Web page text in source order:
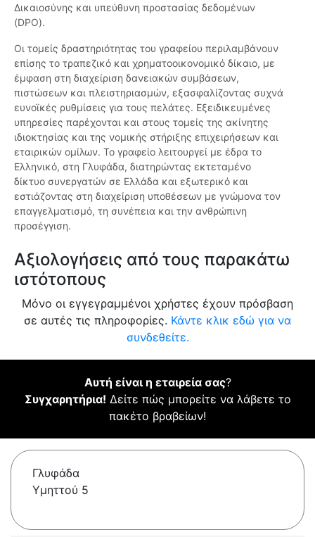
Δικαιοσύνης και υπεύθυνη προστασίας δεδομένων
(DPO).
Οι τομείς δραστηριότητας του γραφείου περιλαμβάνουν
επίσης το τραπεζικό και χρηματοοικονομικό δίκαιο, με
έμφαση στη διαχείριση δανειακών συμβάσεων,
πιστώσεων και πλειστηριασμών, εξασφαλίζοντας συχνά
ευνοϊκές ρυθμίσεις για τους πελάτες. Εξειδικευμένες
υπηρεσίες παρέχονται και στους τομείς της ακίνητης
ιδιοκτησίας και της νομικής στήριξης επιχειρήσεων και
εταιρικών ομίλων. Το γραφείο λειτουργεί με έδρα το
Ελληνικό, στη Γλυφάδα, διατηρώντας εκτεταμένο
δίκτυο συνεργατών σε Ελλάδα και εξωτερικό και
εστιάζοντας στη διαχείριση υποθέσεων με γνώμονα τον
επαγγελματισμό, τη συνέπεια και την ανθρώπινη
προσέγγιση.
Αξιολογήσεις από τους παρακάτω
ιστότοπους
Μόνο οι εγγεγραμμένοι χρήστες έχουν πρόσβαση
σε αυτές τις πληροφορίες. Κάντε κλικ εδώ για να
συνδεθείτε.
Αυτή είναι η εταιρεία σας?
Συγχαρητήρια! Δείτε πώς μπορείτε να λάβετε το
πακέτο βραβείων!
Γλυφάδα
Υμηττού 5